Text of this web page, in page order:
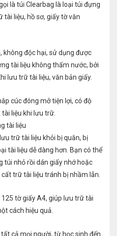
là túi Clearbag là loại túi đựng
tài liệu, hồ sơ, giấy tờ văn
không độc hại, sử dụng được
tài liệu không thấm nước, bởi
lưu trữ tài liệu, văn bản giấy.
cúc đóng mở tiện lợi, có độ
liệu khi lưu trữ.
tài liệu
trữ tài liệu khỏi bị quăn, bị
tài liệu dễ dàng hơn. Bạn có thể
túi nhỏ rồi dán giấy nhớ hoặc
trữ tài liệu tránh bị nhầm lẫn.
tờ giấy A4, giúp lưu trữ tài
cách hiệu quả.
cả mọi người, từ học sinh đến